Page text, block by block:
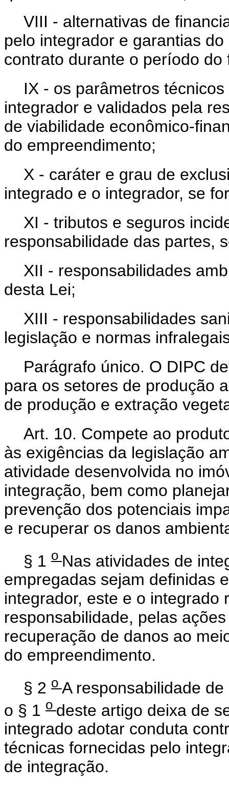
VIII - alternativas de
pelo integrador e garantias
contrato durante o período do
IX - os parâmetros
integrador e validados pela
de viabilidade econômico-
do empreendimento;
X - caráter e grau de
integrado e o integrador, se
XI - tributos e seguros
responsabilidade das partes,
XII - responsabilidades
desta Lei;
XIII - responsabilidades
legislação e normas
Parágrafo único. O DIPC
para os setores de produção
de produção e extração
Art. 10. Compete ao
às exigências da legislação
atividade desenvolvida no
integração, bem como
prevenção dos potenciais
e recuperar os danos
§ 1 o Nas atividades de
empregadas sejam definidas
integrador, este e o integrado
responsabilidade, pelas
recuperação de danos ao
do empreendimento.
§ 2 o A responsabilidade
o § 1 o deste artigo deixa de
integrado adotar conduta
técnicas fornecidas pelo
de integração.